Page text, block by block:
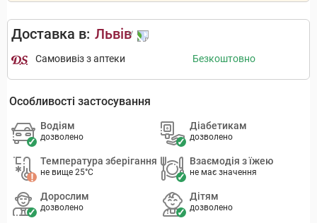
Доставка в: Львів
Самовивіз з аптеки Безкоштовно
Особливості застосування
Водіям
дозволено
Діабетикам
дозволено
Температура зберігання
не вище 25°C
Взаємодія з їжею
не має значення
Дорослим
дозволено
Дітям
дозволено